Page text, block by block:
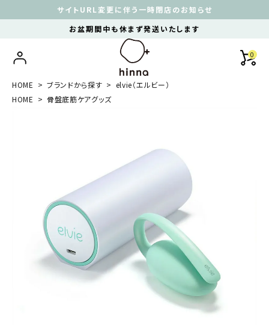
サイトURL変更に伴う一時閉店のお知らせ
お盆期間中も休まず発送いたします
0
HOME ブランドから探す
elvie（エルビー）
HOME
骨盤底筋ケアグッズ